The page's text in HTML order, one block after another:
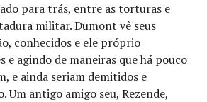
para trás, entre as torturas e
militar. Dumont vê seus
conhecidos e ele próprio
e agindo de maneiras que há pouco
e ainda seriam demitidos e
Um antigo amigo seu, Rezende,